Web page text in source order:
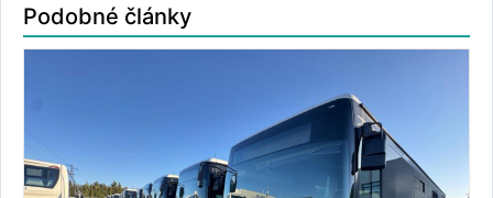
Podobné články